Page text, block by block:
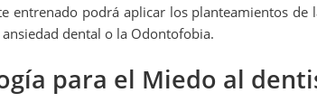
entrenado podrá aplicar los planteamientos
dental o la Odontofobia.
para el Miedo al